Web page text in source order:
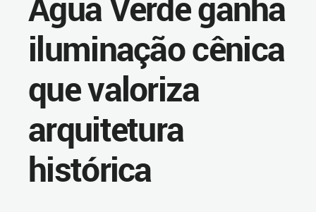
iluminação cênica
que valoriza
arquitetura
histórica